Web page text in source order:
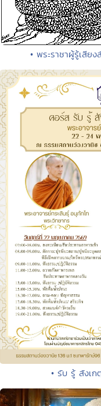
• พระราชาผู้รู้เสีย
• รับ รู้ สังเก